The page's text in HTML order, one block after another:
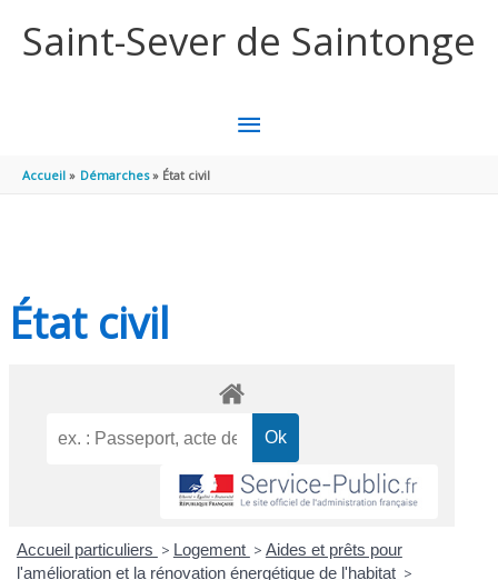
Saint-Sever de Saintonge
MENU
Accueil Démarches État civil
État civil
Accueil particuliers > Logement > Aides et prêts pour
l'amélioration et la rénovation énergétique de l'habitat >